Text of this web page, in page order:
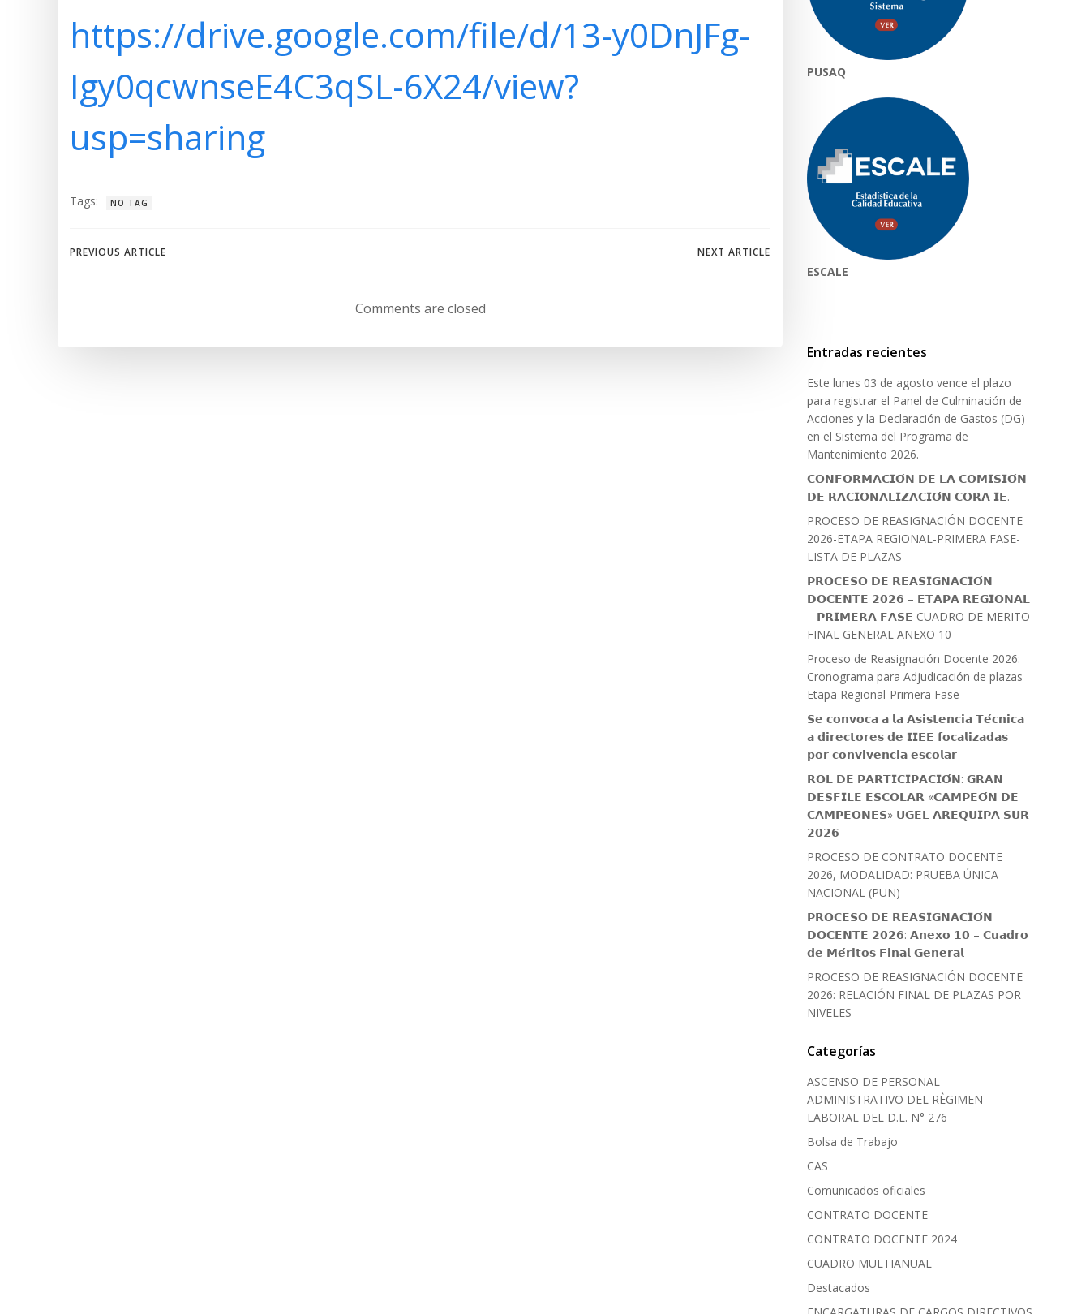
https://drive.google.com/file/d/13-y0DnJFg-
Igy0qcwnseE4C3qSL-6X24/view?
usp=sharing
Tags: NO TAG
Navegación
entradas
PREVIOUS ARTICLE
de
entradas
NEXT ARTICLE
Comments are closed
PUSAQ
ESCALE
Entradas recientes
Este lunes 03 de agosto vence el plazo
para registrar el Panel de Culminación de
Acciones y la Declaración de Gastos (DG)
en el Sistema del Programa de
Mantenimiento 2026.
𝗖𝗢𝗡𝗙𝗢𝗥𝗠𝗔𝗖𝗜𝗢́𝗡 𝗗𝗘 𝗟𝗔 𝗖𝗢𝗠𝗜𝗦𝗜𝗢́𝗡
𝗗𝗘 𝗥𝗔𝗖𝗜𝗢𝗡𝗔𝗟𝗜𝗭𝗔𝗖𝗜𝗢́𝗡 𝗖𝗢𝗥𝗔 𝗜𝗘.
PROCESO DE REASIGNACIÓN DOCENTE
2026-ETAPA REGIONAL-PRIMERA FASE-
LISTA DE PLAZAS
𝗣𝗥𝗢𝗖𝗘𝗦𝗢 𝗗𝗘 𝗥𝗘𝗔𝗦𝗜𝗚𝗡𝗔𝗖𝗜𝗢́𝗡
𝗗𝗢𝗖𝗘𝗡𝗧𝗘 𝟮𝟬𝟮𝟲 – 𝗘𝗧𝗔𝗣𝗔 𝗥𝗘𝗚𝗜𝗢𝗡𝗔𝗟
– 𝗣𝗥𝗜𝗠𝗘𝗥𝗔 𝗙𝗔𝗦𝗘 CUADRO DE MERITO
FINAL GENERAL ANEXO 10
Proceso de Reasignación Docente 2026:
Cronograma para Adjudicación de plazas
Etapa Regional-Primera Fase
𝗦𝗲 𝗰𝗼𝗻𝘃𝗼𝗰𝗮 𝗮 𝗹𝗮 𝗔𝘀𝗶𝘀𝘁𝗲𝗻𝗰𝗶𝗮 𝗧𝗲́𝗰𝗻𝗶𝗰𝗮
𝗮 𝗱𝗶𝗿𝗲𝗰𝘁𝗼𝗿𝗲𝘀 𝗱𝗲 𝗜𝗜𝗘𝗘 𝗳𝗼𝗰𝗮𝗹𝗶𝘇𝗮𝗱𝗮𝘀
𝗽𝗼𝗿 𝗰𝗼𝗻𝘃𝗶𝘃𝗲𝗻𝗰𝗶𝗮 𝗲𝘀𝗰𝗼𝗹𝗮𝗿
𝗥𝗢𝗟 𝗗𝗘 𝗣𝗔𝗥𝗧𝗜𝗖𝗜𝗣𝗔𝗖𝗜𝗢́𝗡: 𝗚𝗥𝗔𝗡
𝗗𝗘𝗦𝗙𝗜𝗟𝗘 𝗘𝗦𝗖𝗢𝗟𝗔𝗥 «𝗖𝗔𝗠𝗣𝗘𝗢́𝗡 𝗗𝗘
𝗖𝗔𝗠𝗣𝗘𝗢𝗡𝗘𝗦» 𝗨𝗚𝗘𝗟 𝗔𝗥𝗘𝗤𝗨𝗜𝗣𝗔 𝗦𝗨𝗥
𝟮𝟬𝟮𝟲
PROCESO DE CONTRATO DOCENTE
2026, MODALIDAD: PRUEBA ÚNICA
NACIONAL (PUN)
𝗣𝗥𝗢𝗖𝗘𝗦𝗢 𝗗𝗘 𝗥𝗘𝗔𝗦𝗜𝗚𝗡𝗔𝗖𝗜𝗢́𝗡
𝗗𝗢𝗖𝗘𝗡𝗧𝗘 𝟮𝟬𝟮𝟲: 𝗔𝗻𝗲𝘅𝗼 𝟭𝟬 – 𝗖𝘂𝗮𝗱𝗿𝗼
𝗱𝗲 𝗠𝗲́𝗿𝗶𝘁𝗼𝘀 𝗙𝗶𝗻𝗮𝗹 𝗚𝗲𝗻𝗲𝗿𝗮𝗹
PROCESO DE REASIGNACIÓN DOCENTE
2026: RELACIÓN FINAL DE PLAZAS POR
NIVELES
Categorías
ASCENSO DE PERSONAL
ADMINISTRATIVO DEL RÈGIMEN
LABORAL DEL D.L. N° 276
Bolsa de Trabajo
CAS
Comunicados oficiales
CONTRATO DOCENTE
CONTRATO DOCENTE 2024
CUADRO MULTIANUAL
Destacados